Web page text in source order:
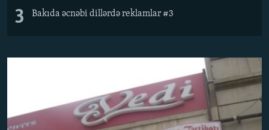
3 Bakıda əcnəbi dillərdə reklamlar #3